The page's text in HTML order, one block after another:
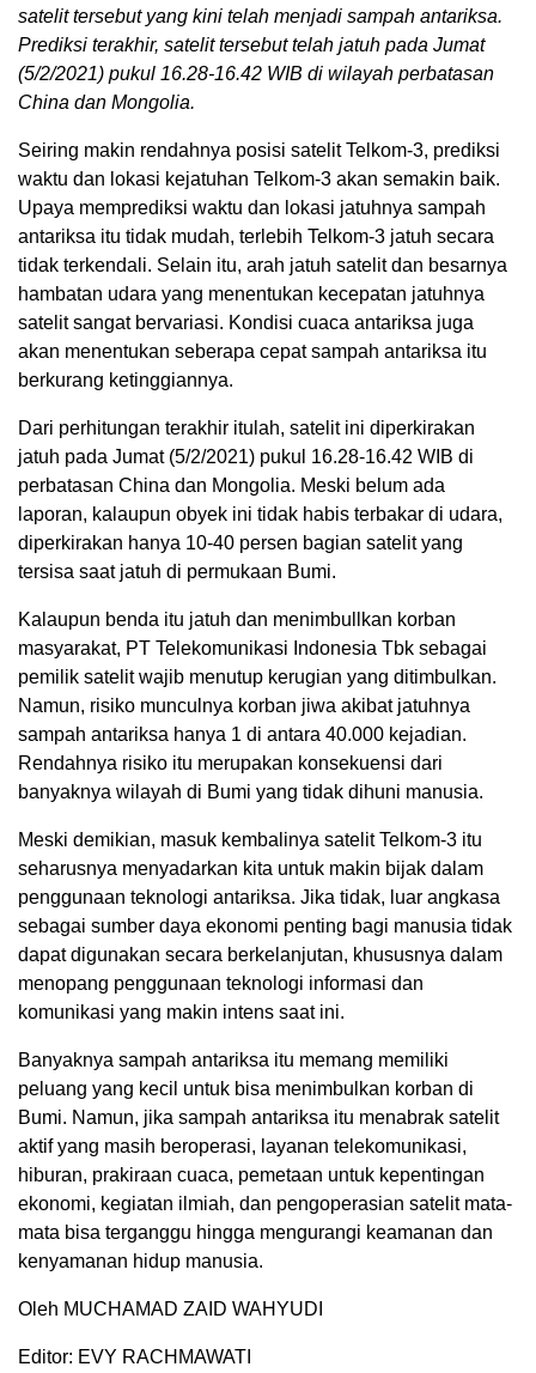
satelit tersebut yang kini telah menjadi sampah antariksa.
Prediksi terakhir, satelit tersebut telah jatuh pada Jumat
(5/2/2021) pukul 16.28-16.42 WIB di wilayah perbatasan
China dan Mongolia.
Seiring makin rendahnya posisi satelit Telkom-3, prediksi
waktu dan lokasi kejatuhan Telkom-3 akan semakin baik.
Upaya memprediksi waktu dan lokasi jatuhnya sampah
antariksa itu tidak mudah, terlebih Telkom-3 jatuh secara
tidak terkendali. Selain itu, arah jatuh satelit dan besarnya
hambatan udara yang menentukan kecepatan jatuhnya
satelit sangat bervariasi. Kondisi cuaca antariksa juga
akan menentukan seberapa cepat sampah antariksa itu
berkurang ketinggiannya.
Dari perhitungan terakhir itulah, satelit ini diperkirakan
jatuh pada Jumat (5/2/2021) pukul 16.28-16.42 WIB di
perbatasan China dan Mongolia. Meski belum ada
laporan, kalaupun obyek ini tidak habis terbakar di udara,
diperkirakan hanya 10-40 persen bagian satelit yang
tersisa saat jatuh di permukaan Bumi.
Kalaupun benda itu jatuh dan menimbullkan korban
masyarakat, PT Telekomunikasi Indonesia Tbk sebagai
pemilik satelit wajib menutup kerugian yang ditimbulkan.
Namun, risiko munculnya korban jiwa akibat jatuhnya
sampah antariksa hanya 1 di antara 40.000 kejadian.
Rendahnya risiko itu merupakan konsekuensi dari
banyaknya wilayah di Bumi yang tidak dihuni manusia.
Meski demikian, masuk kembalinya satelit Telkom-3 itu
seharusnya menyadarkan kita untuk makin bijak dalam
penggunaan teknologi antariksa. Jika tidak, luar angkasa
sebagai sumber daya ekonomi penting bagi manusia tidak
dapat digunakan secara berkelanjutan, khususnya dalam
menopang penggunaan teknologi informasi dan
komunikasi yang makin intens saat ini.
Banyaknya sampah antariksa itu memang memiliki
peluang yang kecil untuk bisa menimbulkan korban di
Bumi. Namun, jika sampah antariksa itu menabrak satelit
aktif yang masih beroperasi, layanan telekomunikasi,
hiburan, prakiraan cuaca, pemetaan untuk kepentingan
ekonomi, kegiatan ilmiah, dan pengoperasian satelit mata-
mata bisa terganggu hingga mengurangi keamanan dan
kenyamanan hidup manusia.
Oleh MUCHAMAD ZAID WAHYUDI
Editor: EVY RACHMAWATI